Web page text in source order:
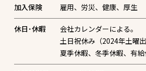
加入保険 雇用、労災、健康、厚生
休日･休暇
会社カレンダーによる。
土日祝休み（2024年土曜出